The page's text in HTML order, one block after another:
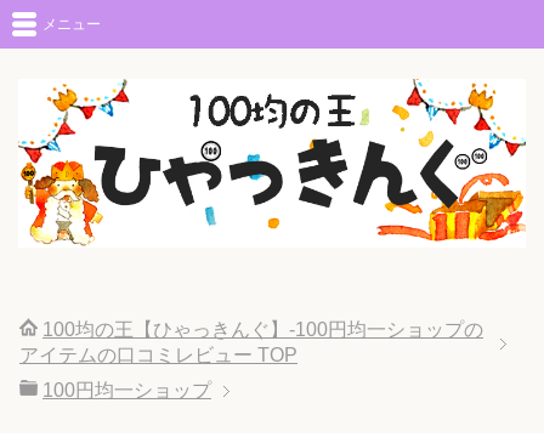
メニュー
100均の王【ひゃっきんぐ】-100円均一ショップの
アイテムの口コミレビュー TOP
100円均一ショップ